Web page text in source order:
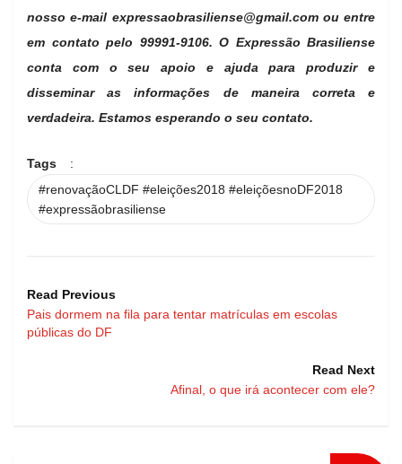
nosso e-mail expressaobrasiliense@gmail.comou entre
em contato pelo 99991-9106. O Expressão Brasiliense
conta com o seu apoio e ajuda para produzir e
disseminar as informações de maneira correta e
verdadeira. Estamos esperando o seu contato.
Tags
:
#renovaçãoCLDF #eleições2018 #eleiçõesnoDF2018
#expressãobrasiliense
Read Previous
Pais dormem na fila para tentar matrículas em escolas
públicas do DF
Read Next
Afinal, o que irá acontecer com ele?